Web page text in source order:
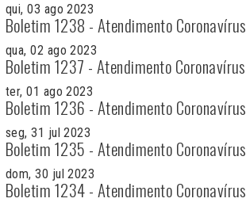
qui, 03 ago 2023
Boletim 1238 - Atendimento Coronavírus
qua, 02 ago 2023
Boletim 1237 - Atendimento Coronavírus
ter, 01 ago 2023
Boletim 1236 - Atendimento Coronavírus
seg, 31 jul 2023
Boletim 1235 - Atendimento Coronavírus
dom, 30 jul 2023
Boletim 1234 - Atendimento Coronavírus